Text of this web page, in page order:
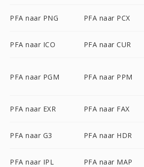
PFA naar PNG PFA naar PCX
PFA naar ICO PFA naar CUR
PFA naar PGM PFA naar PPM
PFA naar EXR PFA naar FAX
PFA naar G3 PFA naar HDR
PFA naar IPL PFA naar MAP